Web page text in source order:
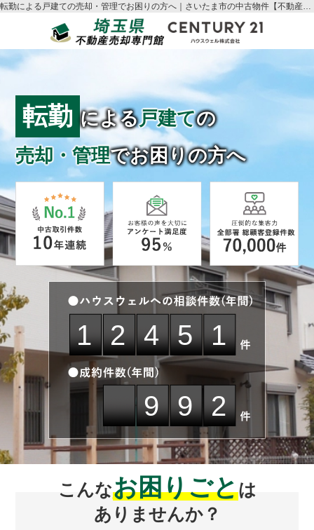
転勤による戸建ての売却・管理でお困りの方へ｜さいたま市の中古物件【不動産売却・売却査定】ならハウスウェル
転勤 による戸建ての
売却・管理でお困りの方へ
12451
992
こんなお困りごとは
ありませんか？